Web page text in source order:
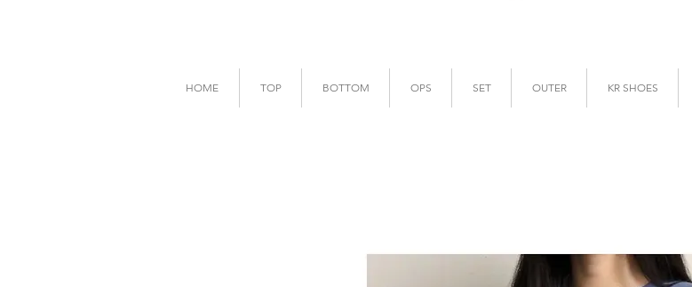
HOME TOP BOTTOM OPS SET OUTER KR SHOES